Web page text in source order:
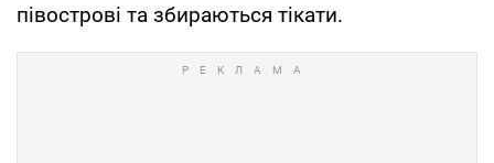
півострові та збираються тікати.